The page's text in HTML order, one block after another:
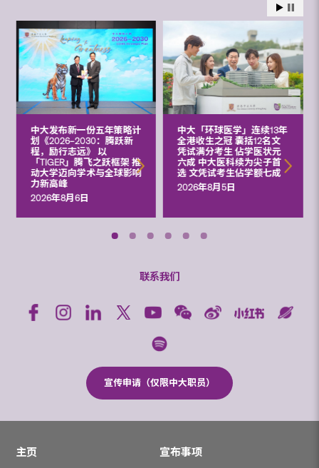
中大发布新一份五年策略计
划《2026‒2030：腾跃新
程，励行志远》 以
「TIGER」腾飞之跃框架 推
动大学迈向学术与全球影响
力新高峰
2026年8月6日
中大「环球医学」连续13年
全港收生之冠 囊括12名文
凭试满分考生 佔学医状元
六成 中大医科续为尖子首
选 文凭试考生佔学额七成
2026年8月5日
联系我们
宣传申请（仅限中大职员）
主页
宣布事项